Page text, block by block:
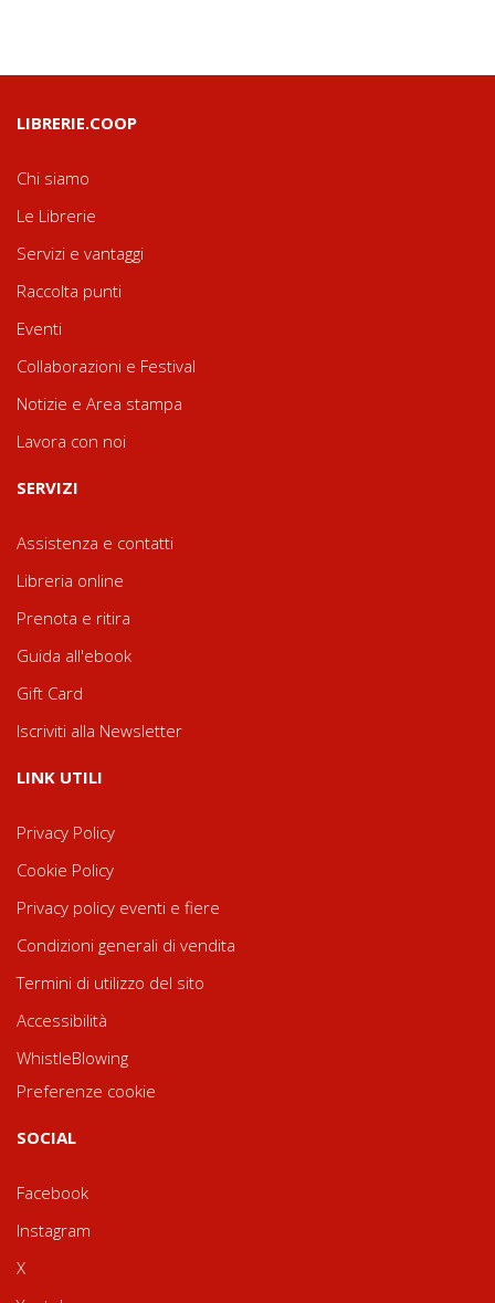
LIBRERIE.COOP
Chi siamo
Le Librerie
Servizi e vantaggi
Raccolta punti
Eventi
Collaborazioni e Festival
Notizie e Area stampa
Lavora con noi
SERVIZI
Assistenza e contatti
Libreria online
Prenota e ritira
Guida all'ebook
Gift Card
Iscriviti alla Newsletter
LINK UTILI
Privacy Policy
Cookie Policy
Privacy policy eventi e fiere
Condizioni generali di vendita
Termini di utilizzo del sito
Accessibilità
WhistleBlowing
Preferenze cookie
SOCIAL
Facebook
Instagram
X